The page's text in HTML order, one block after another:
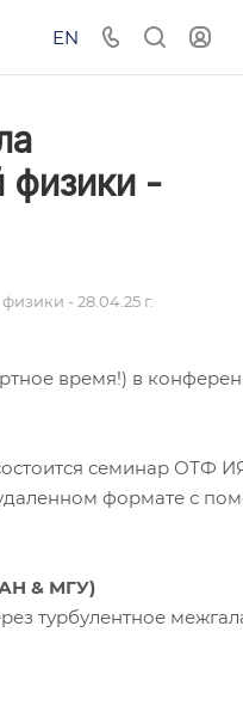
EN
физики -
- 28.04.25 г.
время!) в
семинар ОТФ
формате с
& МГУ)
турбулентное